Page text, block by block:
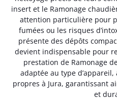
insert et le Ramonage
attention particulière pour
fumées ou les risques
présente des dépôts
devient indispensable pour
prestation de Ramonage
adaptée au type
propres à Jura, garantissant
et